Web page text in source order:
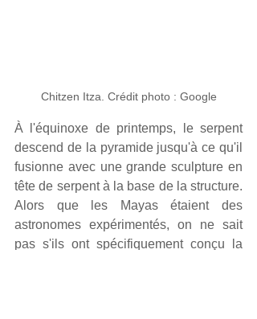
Chitzen Itza. Crédit photo : Google
À l'équinoxe de printemps, le serpent
descend de la pyramide jusqu'à ce qu'il
fusionne avec une grande sculpture en
tête de serpent à la base de la structure.
Alors que les Mayas étaient des
astronomes expérimentés, on ne sait
pas s'ils ont spécifiquement conçu la